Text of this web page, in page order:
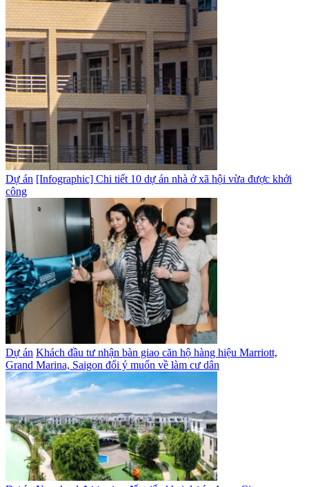
Dự án [Infographic] Chi tiết 10 dự án nhà ở xã hội vừa được khởi
công
Dự án Khách đầu tư nhận bàn giao căn hộ hàng hiệu Marriott,
Grand Marina, Saigon đổi ý muốn về làm cư dân